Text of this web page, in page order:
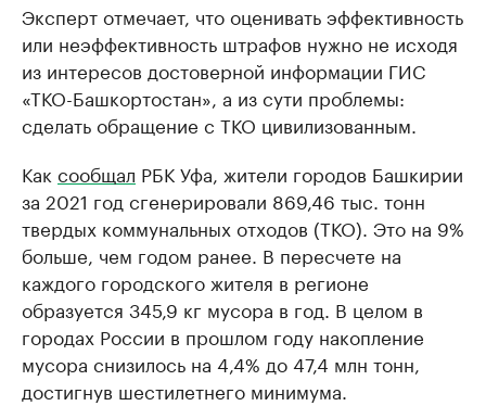
Эксперт отмечает, что оценивать эффективность
или неэффективность штрафов нужно не исходя
из интересов достоверной информации ГИС
«ТКО-Башкортостан», а из сути проблемы:
сделать обращение с ТКО цивилизованным.
Как сообщал РБК Уфа, жители городов Башкирии
за 2021 год сгенерировали 869,46 тыс. тонн
твердых коммунальных отходов (ТКО). Это на 9%
больше, чем годом ранее. В пересчете на
каждого городского жителя в регионе
образуется 345,9 кг мусора в год. В целом в
городах России в прошлом году накопление
мусора снизилось на 4,4% до 47,4 млн тонн,
достигнув шестилетнего минимума.